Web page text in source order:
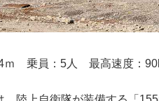
ｍ 乗員：5人 最高速度：